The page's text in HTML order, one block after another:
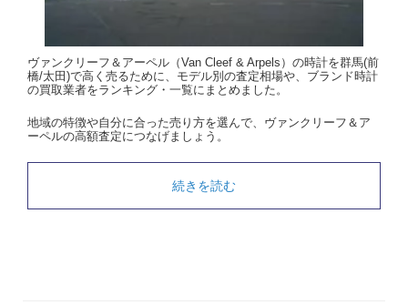
ヴァンクリーフ＆アーペル（Van Cleef & Arpels）の時計を群馬(前
橋/太田)で高く売るために、モデル別の査定相場や、ブランド時計
の買取業者をランキング・一覧にまとめました。
地域の特徴や自分に合った売り方を選んで、ヴァンクリーフ＆ア
ーペルの高額査定につなげましょう。
続きを読む